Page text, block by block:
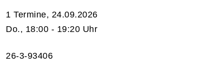
1 Termine, 24.09.2026
Do., 18:00 - 19:20 Uhr
26-3-93406